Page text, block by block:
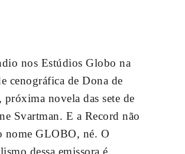
nos Estúdios Globo na
cenográfica de Dona de
novela das sete de
Svartman. E a Record não
nome GLOBO, né. O
dessa emissora é